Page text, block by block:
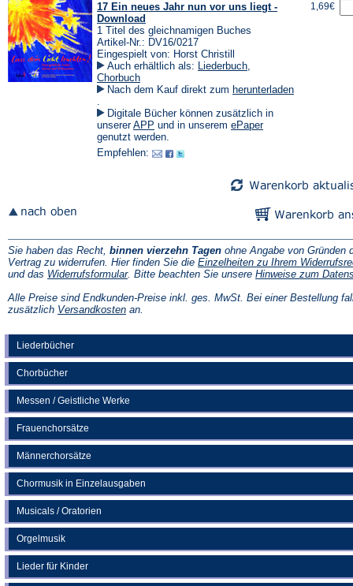
Liederbücher
Chorbücher
Messen / Geistliche Werke
Frauenchorsätze
Männerchorsätze
Chormusik in Einzelausgaben
Musicals / Oratorien
Orgelmusik
Lieder für Kinder
17 Ein neues Jahr nun vor uns liegt -
Download
1 Titel des gleichnamigen Buches
Artikel-Nr.: DV16/0217
Eingespielt von: Horst Christill
Auch erhältlich als: Liederbuch,
Chorbuch
Nach dem Kauf direkt zum herunterladen
in
einem
neuen
Tab)
.
Digitale Bücher können zusätzlich in
unsererAPP (Öffnet
in
neuen
und in unserem ePaper(Öffnet
genutzt werden.
Empfehlen:
1,69€
Sie haben das Recht, binnen vierzehn Tagen ohne Angabe von Gründen
Vertrag zu widerrufen. Hier finden Sie die Einzelheiten zu Ihrem
und das Widerrufsformular(Öffnet
einem
neuen
. Bitte beachten Sie unsere Hinweise zum
Alle Preise sind Endkunden-Preise inkl. ges. MwSt. Bei einer Bestellung
zusätzlich Versandkosten(Öffnet
an.